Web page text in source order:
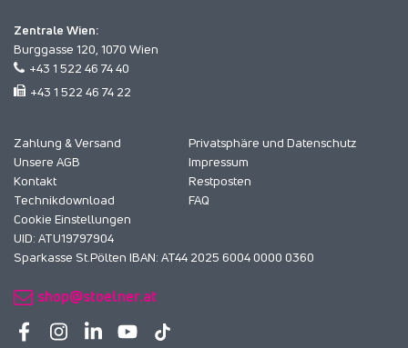
Zentrale Wien:
Burggasse 120, 1070 Wien
+43 1 522 46 74 40
+43 1 522 46 74 22
Zahlung & Versand
Privatsphäre und Datenschutz
Unsere AGB
Impressum
Kontakt
Restposten
Technikdownload
FAQ
Cookie Einstellungen
UID: ATU19797904
Sparkasse St.Pölten IBAN: AT44 2025 6004 0000 0360
shop@stoelner.at